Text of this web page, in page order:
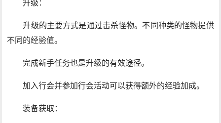
升级：
升级的主要方式是通过击杀怪物。不同种类的怪物提供
不同的经验值。
完成新手任务也是升级的有效途径。
加入行会并参加行会活动可以获得额外的经验加成。
装备获取：